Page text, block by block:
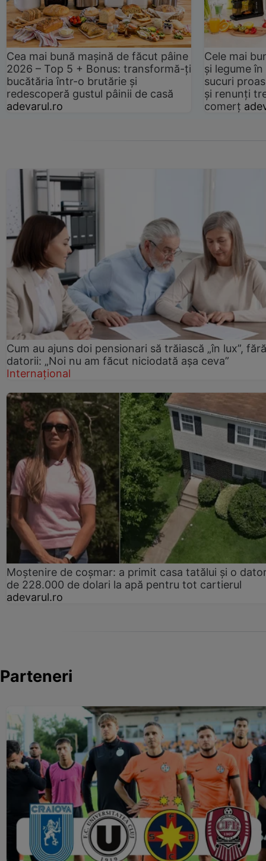
Cea mai bună mașină de făcut pâine
2026 – Top 5 + Bonus: transformă-ți
bucătăria într-o brutărie și
redescoperă gustul pâinii de casă
adevarul.ro
Cele mai
și legume
sucuri
și renunți
comerț
Cum au ajuns doi pensionari să trăiască „în lux”, fără
datorii: „Noi nu am făcut niciodată așa ceva”
Internațional
Moștenire de coșmar: a primit casa tatălui și o
de 228.000 de dolari la apă pentru tot cartierul
adevarul.ro
Parteneri